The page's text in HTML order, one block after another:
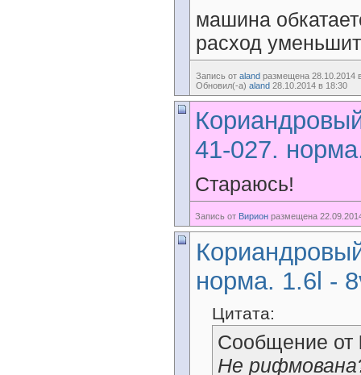
машина
расход
Запись от aland размещена 28.10.2014
Обновил(-а) aland 28.10.2014 в 18:30
41-027.
Стараюсь!
Запись от Вирион размещена
норма. 1.6l -
Цитата:
Сообщение от
Не